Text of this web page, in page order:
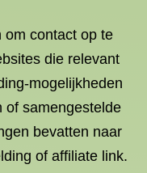
om contact op te
die relevant
mogelijkheden
of samengestelde
bevatten naar
of affiliate link.